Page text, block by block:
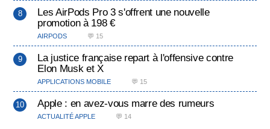
Les AirPods Pro 3 s'offrent une nouvelle
promotion à 198 €
AIRPODS 💬 15
La justice française repart à l'offensive contre
Elon Musk et X
APPLICATIONS MOBILE 💬 15
Apple : en avez-vous marre des rumeurs
ACTUALITÉ APPLE 💬 14